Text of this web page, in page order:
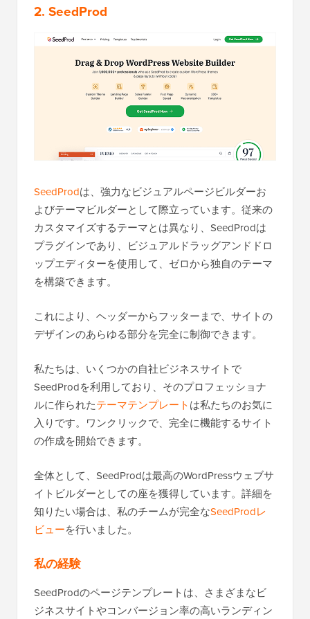
2. SeedProd
SeedProdは、強力なビジュアルページビルダーお
よびテーマビルダーとして際立っています。従来の
カスタマイズするテーマとは異なり、SeedProdは
プラグインであり、ビジュアルドラッグアンドドロ
ップエディターを使用して、ゼロから独自のテーマ
を構築できます。
これにより、ヘッダーからフッターまで、サイトの
デザインのあらゆる部分を完全に制御できます。
私たちは、いくつかの自社ビジネスサイトで
SeedProdを利用しており、そのプロフェッショナ
ルに作られたテーマテンプレートは私たちのお気に
入りです。ワンクリックで、完全に機能するサイト
の作成を開始できます。
全体として、SeedProdは最高のWordPressウェブサ
イトビルダーとしての座を獲得しています。詳細を
知りたい場合は、私のチームが完全なSeedProdレ
ビューを行いました。
私の経験
SeedProdのページテンプレートは、さまざまなビ
ジネスサイトやコンバージョン率の高いランディン